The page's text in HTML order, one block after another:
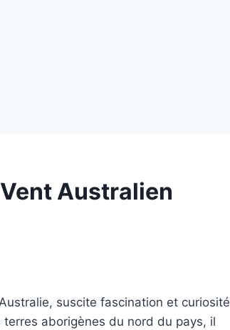
Australien
suscite fascination et curiosité
aborigènes du nord du pays, il